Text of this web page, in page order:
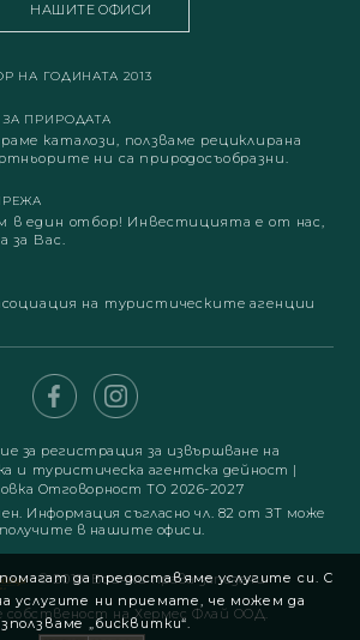
НАШИТЕ ОФИСИ
НА ГОДИНАТА 2013
ПРИРОДАТА
каталози, ползваме рециклирана
ни са природосъобразни.
в един отбор! Инвестицията е от нас,
за Вас.
на туристическите агенции
за регистрация за извършване на
и туристическа агентска дейност |
Отговорност ТО 2026-2027
Информация съгласно чл. 82 от ЗТ може
в нашите офиси.
© 2019. Всички права запазени
собственост на Хермес Флай ООД.
да предоставяме услугите си. С
услугите ни приемате, че можем да
„бисквитки“.